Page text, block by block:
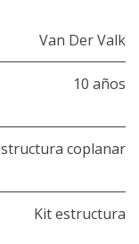
Van Der Valk
10 años
coplanar
Kit estructura